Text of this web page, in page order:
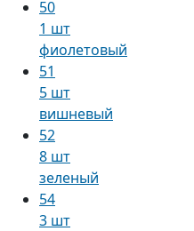
50
1 шт
фиолетовый
51
5 шт
вишневый
52
8 шт
зеленый
54
3 шт